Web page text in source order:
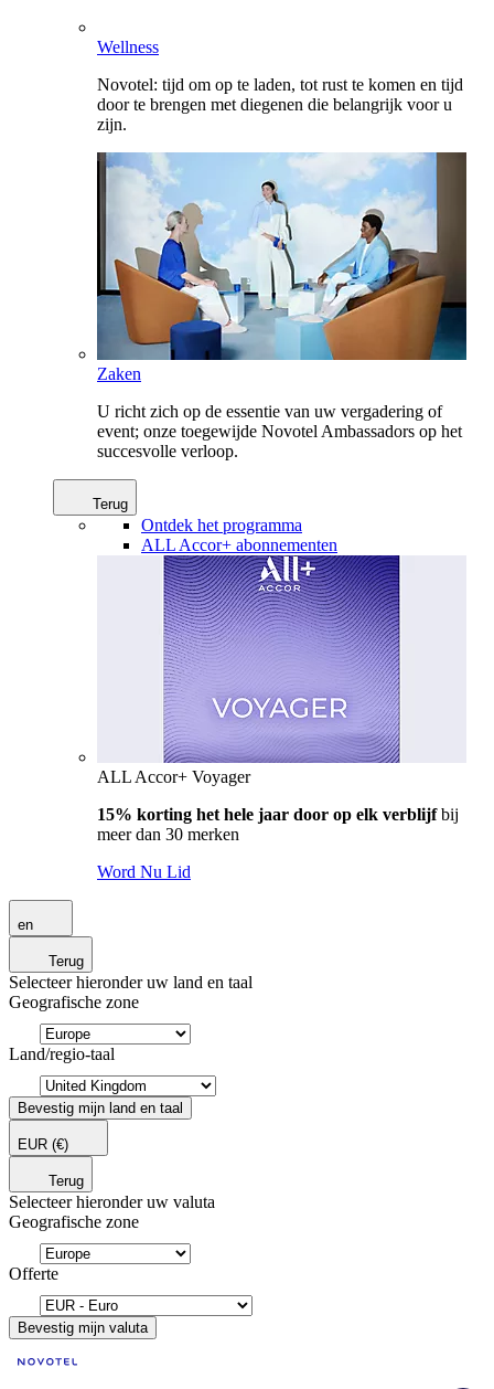
Wellness
Novotel: tijd om op te laden, tot rust te komen en tijd
door te brengen met diegenen die belangrijk voor u
zijn.
Zaken
U richt zich op de essentie van uw vergadering of
event; onze toegewijde Novotel Ambassadors op het
succesvolle verloop.
Terug
Ontdek het programma
ALL Accor+ abonnementen
ALL Accor+ Voyager
15% korting het hele jaar door op elk verblijfbij
meer dan 30 merken
Word Nu Lid
en
Terug
Selecteer hieronder uw land en taal
Geografische zone
Land/regio-taal
Bevestig mijn land en taal
EUR (€)
Terug
Selecteer hieronder uw valuta
Geografische zone
Offerte
Bevestig mijn valuta